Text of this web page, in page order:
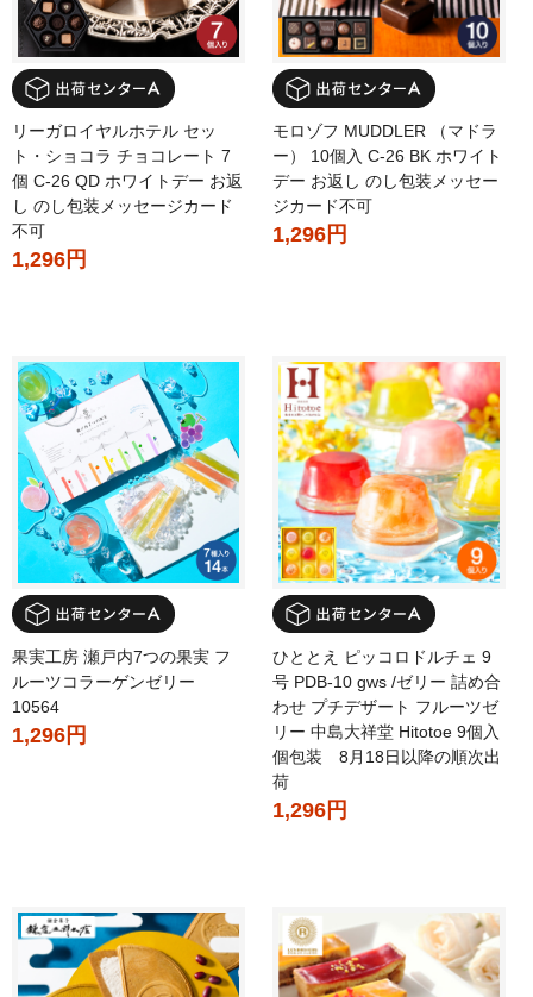
リーガロイヤルホテル セッ
ト・ショコラ チョコレート 7
個 C-26 QD ホワイトデー お返
し のし包装メッセージカード
不可
1,296円
モロゾフ MUDDLER （マドラ
ー） 10個入 C-26 BK ホワイト
デー お返し のし包装メッセー
ジカード不可
1,296円
果実工房 瀬戸内7つの果実 フ
ルーツコラーゲンゼリー
10564
1,296円
ひととえ ピッコロドルチェ 9
号 PDB-10 gws /ゼリー 詰め合
わせ プチデザート フルーツゼ
リー 中島大祥堂 Hitotoe 9個入
個包装 8月18日以降の順次出
荷
1,296円